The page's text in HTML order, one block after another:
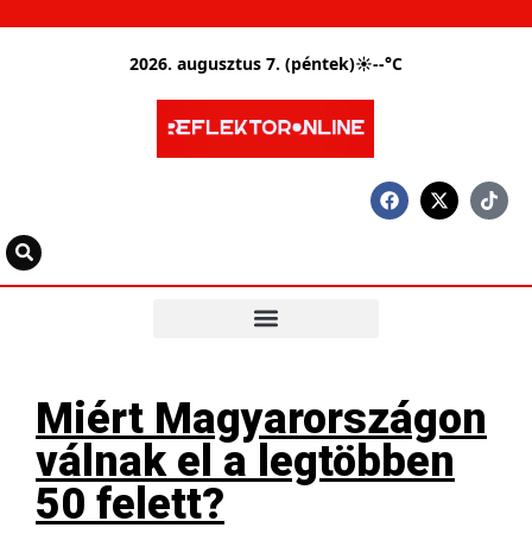
2026. augusztus 7. (péntek)☀--°C
Miért Magyarországon
válnak el a legtöbben
50 felett?